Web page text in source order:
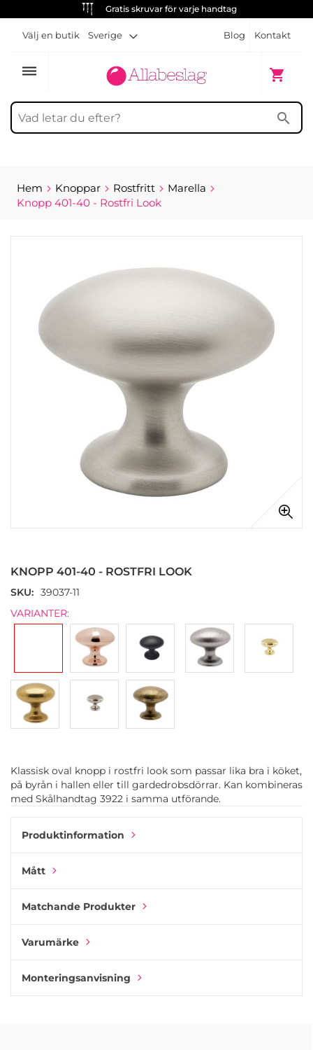
Gratis skruvar för varje handtag
Blog Kontakt
Välj en butik Sverige
dehaze shopping_cart
Min
search
Hem Knoppar Rostfritt
Marella
Knopp 401-40 - Rostfri Look
bildgalleriet
av
bildgalleriet
KNOPP 401-40 - ROSTFRI LOOK
SKU
39037-11
VARIANTER:
Klassisk oval knopp i rostfri look som passar lika bra i köket,
på byrån i hallen eller till gardedrobsdörrar. Kan kombineras
med Skålhandtag 3922 i samma utförande.
Produktinformation
Mått
Matchande Produkter
Varumärke
Monteringsanvisning